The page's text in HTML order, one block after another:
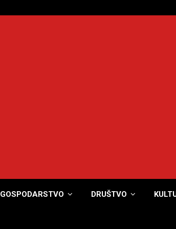
GOSPODARSTVO DRUŠTVO